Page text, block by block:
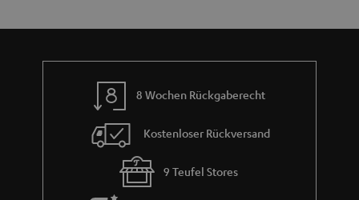
i
e
a
h
m
n
8 Wochen Rückgaberecht
Kostenloser Rückversand
9 Teufel Stores